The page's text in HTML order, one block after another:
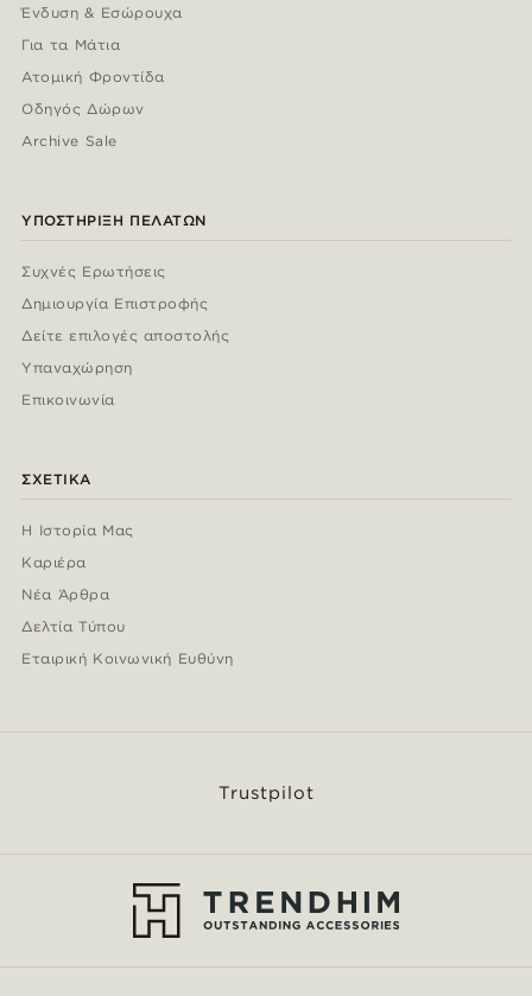
Ένδυση & Εσώρουχα
Για τα Μάτια
Ατομική Φροντίδα
Οδηγός Δώρων
Archive Sale
ΥΠΟΣΤΉΡΙΞΗ ΠΕΛΑΤΏΝ
Συχνές Ερωτήσεις
Δημιουργία Επιστροφής
Δείτε επιλογές αποστολής
Υπαναχώρηση
Επικοινωνία
ΣΧΕΤΙΚΆ
Η Ιστορία Μας
Καριέρα
Νέα Άρθρα
Δελτία Τύπου
Εταιρική Κοινωνική Ευθύνη
Trustpilot